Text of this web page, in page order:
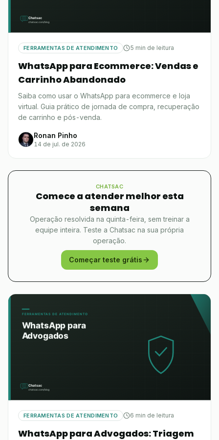
FERRAMENTAS DE ATENDIMENTO 5 min de leitura
WhatsApp para Ecommerce: Vendas e
Carrinho Abandonado
Saiba como usar o WhatsApp para ecommerce e loja
virtual. Guia prático de jornada de compra, recuperação
de carrinho e pós-venda.
Ronan Pinho
14 de jul. de 2026
CHATSAC
Comece a atender melhor esta
semana
Operação resolvida na quinta-feira, sem treinar a
equipe inteira. Teste a Chatsac na sua própria
operação.
Começar teste grátis
FERRAMENTAS DE ATENDIMENTO 6 min de leitura
WhatsApp para Advogados: Triagem